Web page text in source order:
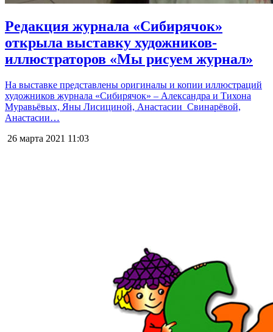
Редакция журнала «Сибирячок»
открыла выставку художников-
иллюстраторов «Мы рисуем журнал»
На выставке представлены оригиналы и копии иллюстраций
художников журнала «Сибирячок» – Александра и Тихона
Муравьёвых, Яны Лисициной, Анастасии Свинарёвой,
Анастасии…
26 марта 2021 11:03